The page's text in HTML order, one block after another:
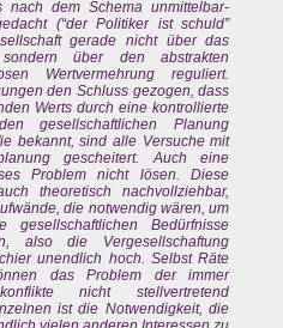
dem Schema unmittelbar-
(“der Politiker ist schuld”
gerade nicht über das
über den abstrakten
Wertvermehrung reguliert.
den Schluss gezogen, dass
Werts durch eine kontrollierte
gesellschaftlichen Planung
bekannt, sind alle Versuche mit
gescheitert. Auch eine
Problem nicht lösen. Diese
theoretisch nachvollziehbar,
die notwendig wären, um
Bedürfnisse
also die Vergesellschaftung
unendlich hoch. Selbst Räte
das Problem der immer
nicht stellvertretend
ist die Notwendigkeit, die